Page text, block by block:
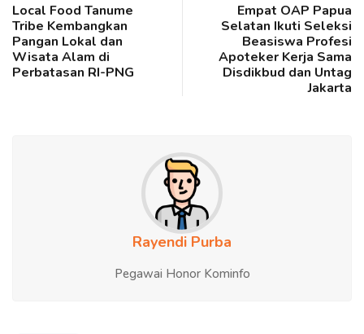
Local Food Tanume
Tribe Kembangkan
Pangan Lokal dan
Wisata Alam di
Perbatasan RI-PNG
Empat OAP Papua
Selatan Ikuti Seleksi
Beasiswa Profesi
Apoteker Kerja Sama
Disdikbud dan Untag
Jakarta
Rayendi Purba
Pegawai Honor Kominfo